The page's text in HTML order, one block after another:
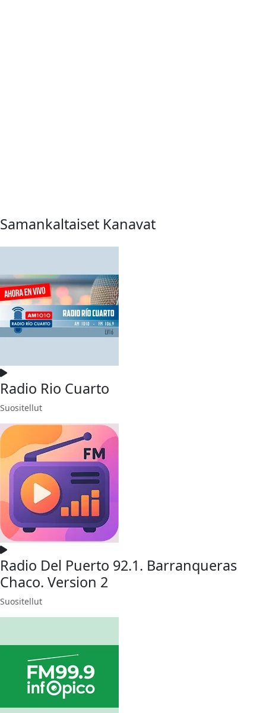
Samankaltaiset Kanavat
Radio Rio Cuarto
Suositellut
Radio Del Puerto 92.1. Barranqueras
Chaco. Version 2
Suositellut